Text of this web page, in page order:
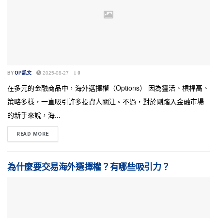
BYOP凱文 2025-08-27 0
在多元的金融商品中，海外選擇權（Options） 因為靈活、槓桿高、
策略多樣，一直吸引許多投資人關注。不過，對於剛踏入金融市場
的新手來說，海...
READ MORE
為什麼要交易海外選擇權？有哪些吸引力？